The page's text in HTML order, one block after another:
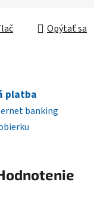
Opýtať sa
platba
banking